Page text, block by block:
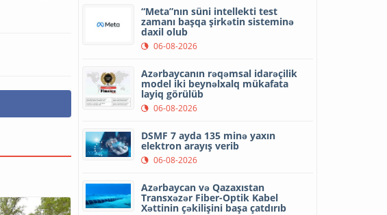
“Meta”nın süni intellekti test
zamanı başqa şirkətin sisteminə
daxil olub
06-08-2026
Azərbaycanın rəqəmsal idarəçilik
model iki beynəlxalq mükafata
layiq görülüb
06-08-2026
DSMF 7 ayda 135 minə yaxın
elektron arayış verib
06-08-2026
Azərbaycan və Qazaxıstan
Transxəzər Fiber-Optik Kabel
Xəttinin çəkilişini başa çatdırıb